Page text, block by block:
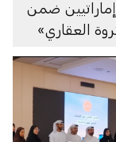
ضمن
العقاري»